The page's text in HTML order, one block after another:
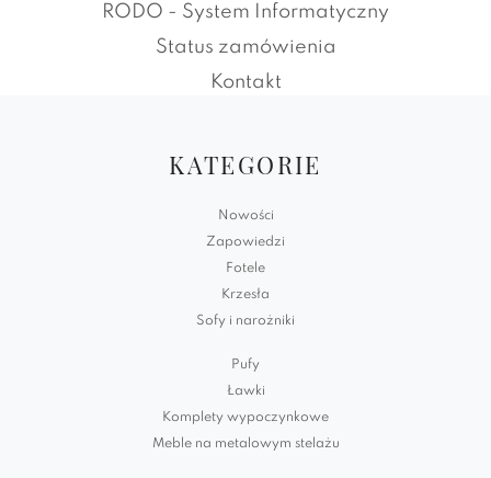
RODO - System Informatyczny
Status zamówienia
Kontakt
KATEGORIE
Nowości
Zapowiedzi
Fotele
Krzesła
Sofy i narożniki
Pufy
Ławki
Komplety wypoczynkowe
Meble na metalowym stelażu